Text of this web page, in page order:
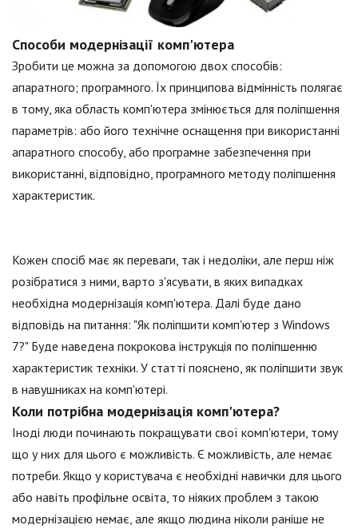
Способи модернізації комп'ютера
Зробити це можна за допомогою двох способів:
апаратного; програмного. Їх принципова відмінність полягає
в тому, яка область комп'ютера змінюється для поліпшення
параметрів: або його технічне оснащення при використанні
апаратного способу, або програмне забезпечення при
використанні, відповідно, програмного методу поліпшення
характеристик.
Кожен спосіб має як переваги, так і недоліки, але перш ніж
розібратися з ними, варто з'ясувати, в яких випадках
необхідна модернізація комп'ютера. Далі буде дано
відповідь на питання: "Як поліпшити комп'ютер з Windows
7?" Буде наведена покрокова інструкція по поліпшенню
характеристик техніки. У статті пояснено, як поліпшити звук
в навушниках на комп'ютері.
Коли потрібна модернізація комп'ютера?
Іноді люди починають покращувати свої комп'ютери, тому
що у них для цього є можливість. Є можливість, але немає
потреби. Якщо у користувача є необхідні навички для цього
або навіть профільне освіта, то ніяких проблем з такою
модернізацією немає, але якщо людина ніколи раніше не